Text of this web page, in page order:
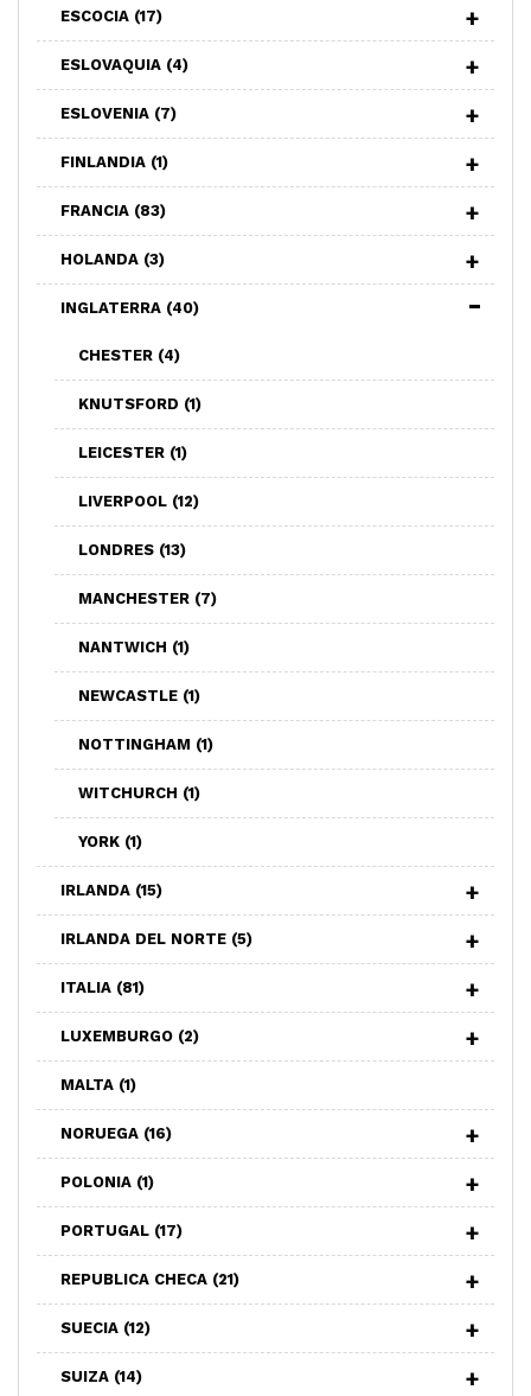
ESCOCIA (17)
ESLOVAQUIA (4)
ESLOVENIA (7)
FINLANDIA (1)
FRANCIA (83)
HOLANDA (3)
INGLATERRA (40)
CHESTER (4)
KNUTSFORD (1)
LEICESTER (1)
LIVERPOOL (12)
LONDRES (13)
MANCHESTER (7)
NANTWICH (1)
NEWCASTLE (1)
NOTTINGHAM (1)
WITCHURCH (1)
YORK (1)
IRLANDA (15)
IRLANDA DEL NORTE (5)
ITALIA (81)
LUXEMBURGO (2)
MALTA (1)
NORUEGA (16)
POLONIA (1)
PORTUGAL (17)
REPUBLICA CHECA (21)
SUECIA (12)
SUIZA (14)